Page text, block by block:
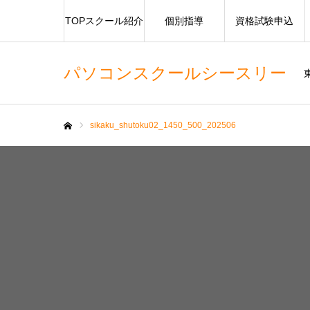
パソコンスクールシースリー
TOPスクール紹介 個別指導 資格試験申込
sikaku_shutoku02_1450_500_202506